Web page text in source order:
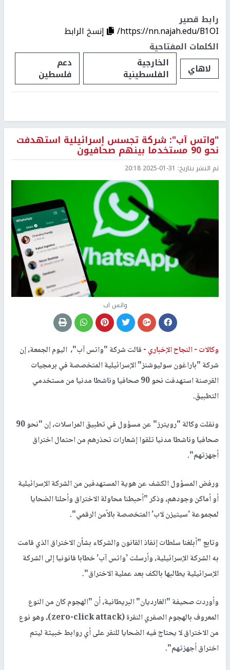
رابط قصير
https://nn.najah.edu/B1OI/
إنسخ الرابط
الكلمات المفتاحية
لاهاي
الخارجية
الفلسطينية
دعم
فلسطين
"واتس آب": شركة تجسس إسرائيلية استهدفت
نحو 90 مستخدما بينهم صحافيون
تم النشر بتاريخ: 2025-01-31 20:18
واتس اب
وكالات -النجاح الإخباري -قالت شركة "واتس آب"، اليوم الجمعة، إن
شركة "باراغون سوليوشنز" الإسرائيلية المتخصصة في برمجيات
القرصنة استهدفت نحو 90 صحافيا وناشطا مدنيا من مستخدمي
التطبيق.
ونقلت وكالة "رويترز" عن مسؤول في تطبيق المراسلات، إن "نحو 90
صحافيا وناشطا مدنيا تلقوا إشعارات تحذرهم من احتمال اختراق
أجهزتهم".
ورفض المسؤول الكشف عن هوية المستهدفين من الشركة الإسرائيلية
أو أماكن وجودهم، وذكر "أحبطنا محاولة الاختراق وأحلنا الضحايا
لمجموعة ’سيتيزن لاب’ المتخصصة بالأمن الرقمي".
وتابع "أبلغنا سلطات إنفاذ القانون والشركاء بشأن الاختراق الذي قامت
به الشركة الإسرائيلية، وأرسلت ’واتس آب’ خطابا قانونيا إلى الشركة
الإسرائيلية يطالبها بالكف بعد عملية الاختراق".
وأوردت صحيفة "الغارديان" البريطانية، أن "الهجوم كان من النوع
المعروف بالهجوم الصفري النقرة (zero-click attack)، وهو نوع
من الاختراق لا يحتاج فيه الضحايا للنقر على أي روابط خبيثة ليتم
اختراق أجهزتهم".